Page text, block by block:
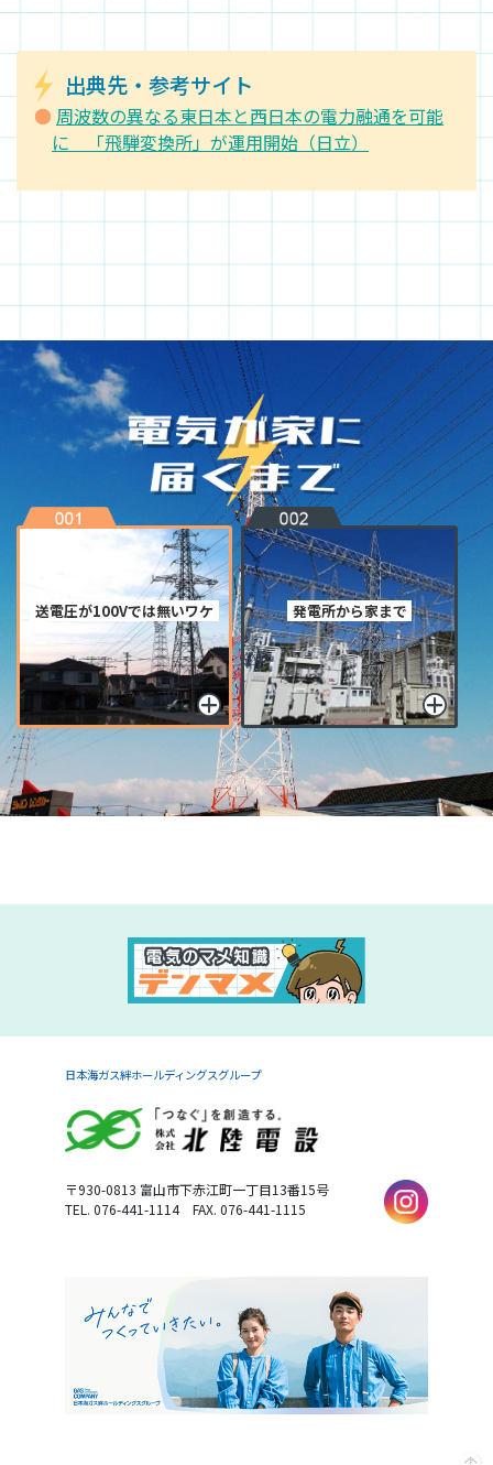
出典先・参考サイト
周波数の異なる東日本と西日本の電力融通を可能
に 「飛騨変換所」が運用開始（日立）
送電圧が100Vでは無いワケ 発電所から家まで
日本海ガス絆ホールディングスグループ
〒930-0813 富山市下赤江町一丁目13番15号
TEL. 076-441-1114 FAX. 076-441-1115